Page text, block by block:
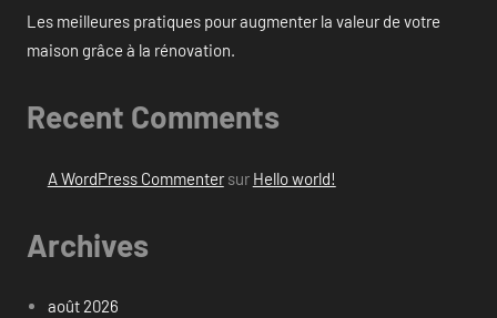
Les meilleures pratiques pour augmenter la valeur de votre
maison grâce à la rénovation.
Recent Comments
A WordPress Commentersur Hello world!
Archives
août 2026